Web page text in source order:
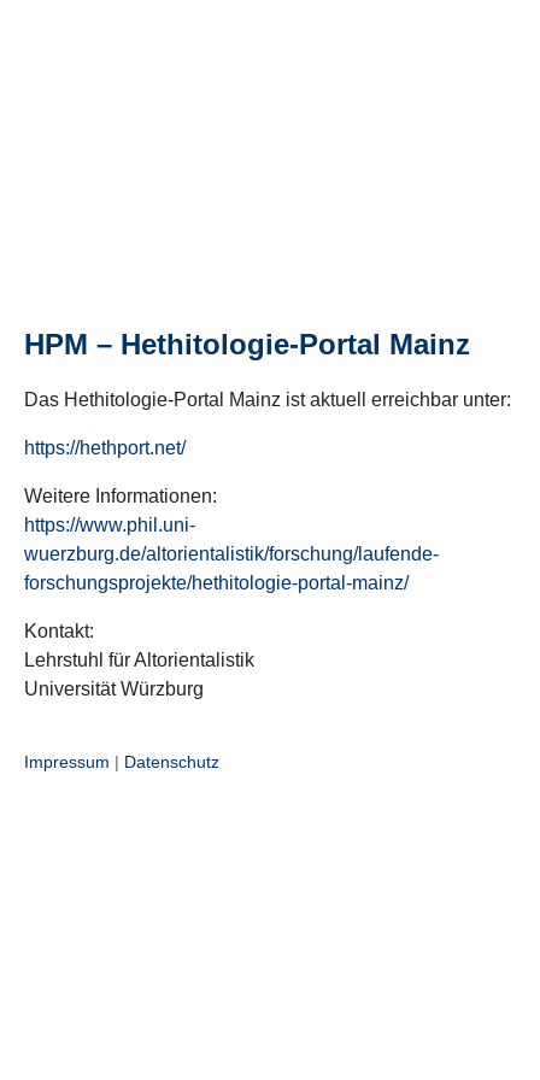
HPM – Hethitologie-Portal Mainz
Das Hethitologie-Portal Mainz ist aktuell erreichbar unter:
https://hethport.net/
Weitere Informationen:
https://www.phil.uni-
wuerzburg.de/altorientalistik/forschung/laufende-
forschungsprojekte/hethitologie-portal-mainz/
Kontakt:
Lehrstuhl für Altorientalistik
Universität Würzburg
Impressum | Datenschutz